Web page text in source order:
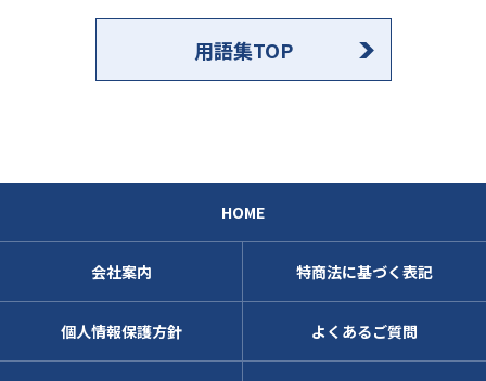
用語集TOP
HOME
会社案内 特商法に基づく表記
個人情報保護方針 よくあるご質問